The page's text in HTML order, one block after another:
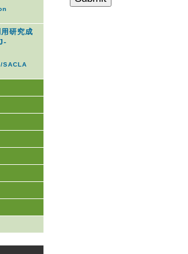
研究成